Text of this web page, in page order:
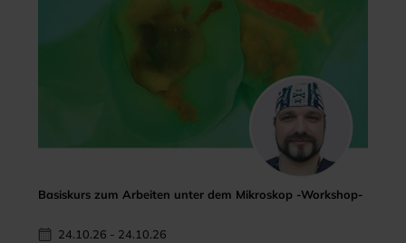
Basiskurs zum Arbeiten unter dem Mikroskop -Workshop-
24.10.26 - 24.10.26